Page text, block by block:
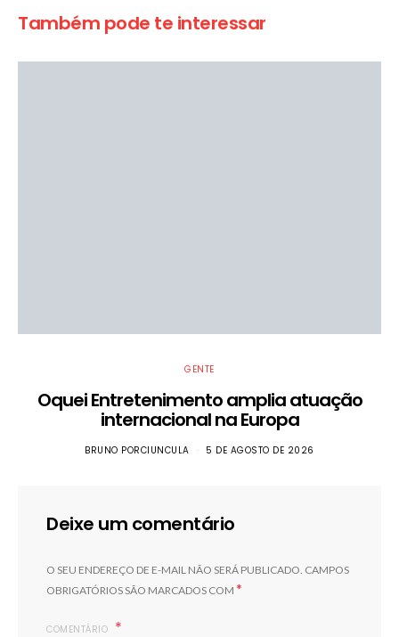
Também pode te interessar
GENTE
Oquei Entretenimento amplia atuação
internacional na Europa
BRUNO PORCIUNCULA 5 DE AGOSTO DE 2026
Deixe um comentário
O SEU ENDEREÇO DE E-MAIL NÃO SERÁ PUBLICADO. CAMPOS
OBRIGATÓRIOS SÃO MARCADOS COM *
COMENTÁRIO